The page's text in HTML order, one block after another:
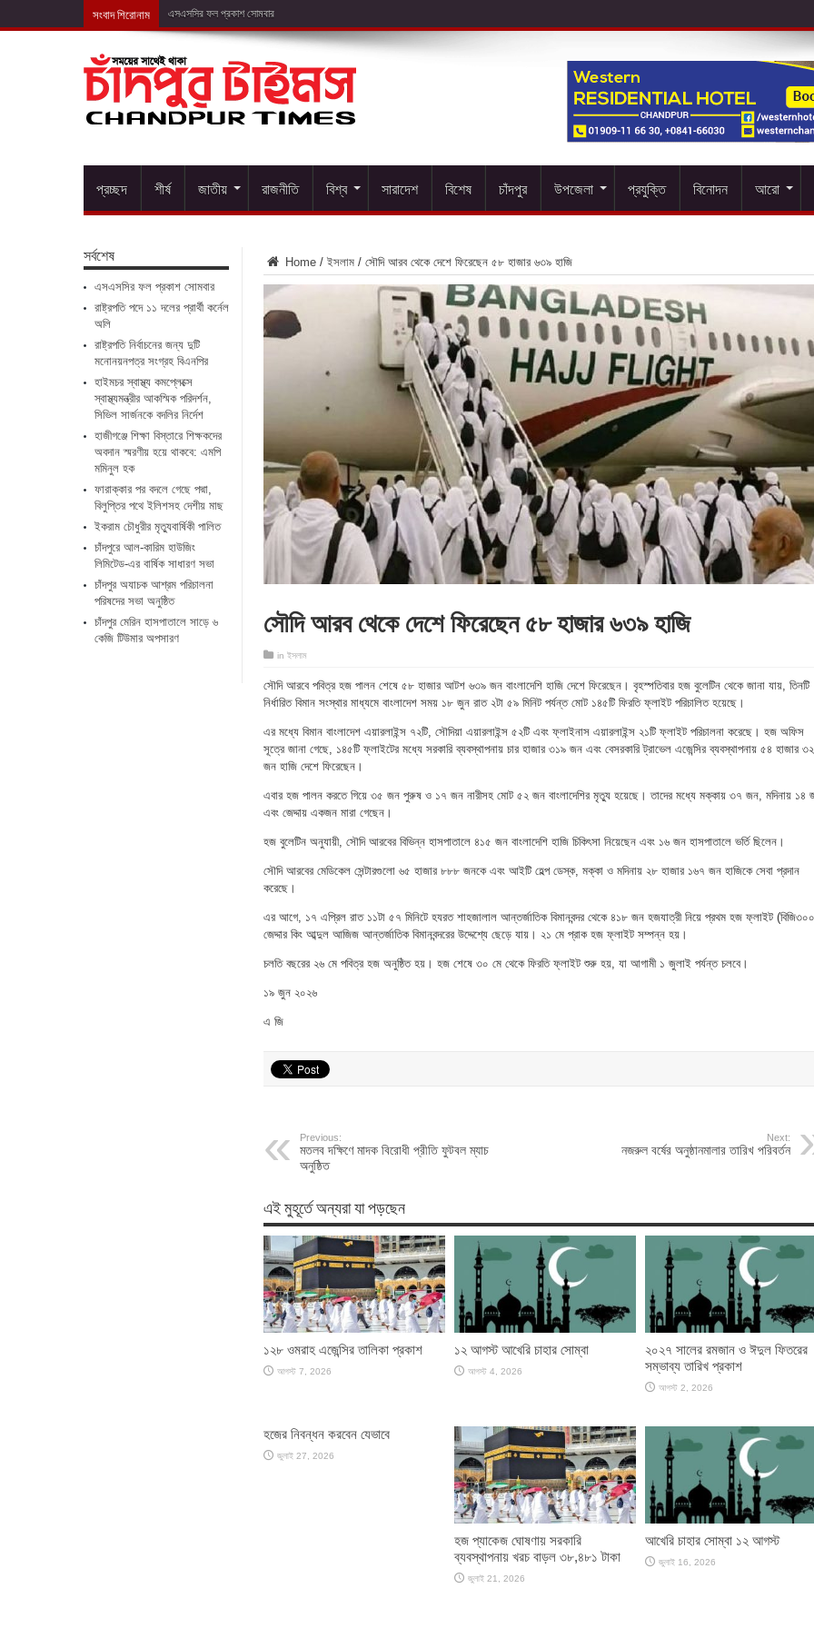
সংবাদ শিরোনাম রাষ্ট্রপ
প্রচ্ছদ শীর্ষ জাতীয় রাজনীতি বিশ্ব সারাদেশ বিশেষ চাঁদপুর উপজেলা প্রযুক্তি বিনোদন আরো
Home / ইসলাম / সৌদি আরব থেকে দেশে ফিরেছেন ৫৮ হাজার ৬৩৯ হাজি
সৌদি আরব থেকে দেশে ফিরেছেন ৫৮ হাজার ৬৩৯ হাজি
in ইসলাম
সৌদি আরবে পবিত্র হজ পালন শেষে ৫৮ হাজার আটশ ৬৩৯ জন বাংলাদেশি হাজি দেশে ফিরেছেন। বৃহস্পতিবার হজ বুলেটিন থেকে জানা যায়, তিনটি
নির্ধারিত বিমান সংস্থার মাধ্যমে বাংলাদেশ সময় ১৮ জুন রাত ২টা ৫৯ মিনিট পর্যন্ত মোট ১৪৫টি ফিরতি ফ্লাইট পরিচালিত হয়েছে।
এর মধ্যে বিমান বাংলাদেশ এয়ারলাইন্স ৭২টি, সৌদিয়া এয়ারলাইন্স ৫২টি এবং ফ্লাইনাস এয়ারলাইন্স ২১টি ফ্লাইট পরিচালনা করেছে। হজ অফিস
সূত্রে জানা গেছে, ১৪৫টি ফ্লাইটের মধ্যে সরকারি ব্যবস্থাপনায় চার হাজার ৩১৯ জন এবং বেসরকারি ট্রাভেল এজেন্সির ব্যবস্থাপনায় ৫৪ হাজার
জন হাজি দেশে ফিরেছেন।
এবার হজ পালন করতে গিয়ে ৩৫ জন পুরুষ ও ১৭ জন নারীসহ মোট ৫২ জন বাংলাদেশির মৃত্যু হয়েছে। তাদের মধ্যে মক্কায় ৩৭ জন, মদিনায় ১৪
এবং জেদ্দায় একজন মারা গেছেন।
হজ বুলেটিন অনুযায়ী, সৌদি আরবের বিভিন্ন হাসপাতালে ৪১৫ জন বাংলাদেশি হাজি চিকিৎসা নিয়েছেন এবং ১৬ জন হাসপাতালে ভর্তি ছিলেন।
সৌদি আরবের মেডিকেল সেন্টারগুলো ৬৫ হাজার ৮৮৮ জনকে এবং আইটি হেল্প ডেস্ক, মক্কা ও মদিনায় ২৮ হাজার ১৬৭ জন হাজিকে সেবা প্রদান
করেছে।
এর আগে, ১৭ এপ্রিল রাত ১১টা ৫৭ মিনিটে হযরত শাহজালাল আন্তর্জাতিক বিমানবন্দর থেকে ৪১৮ জন হজযাত্রী নিয়ে প্রথম হজ ফ্লাইট
জেদ্দার কিং আব্দুল আজিজ আন্তর্জাতিক বিমানবন্দরের উদ্দেশ্যে ছেড়ে যায়। ২১ মে প্রাক হজ ফ্লাইট সম্পন্ন হয়।
চলতি বছরের ২৬ মে পবিত্র হজ অনুষ্ঠিত হয়। হজ শেষে ৩০ মে থেকে ফিরতি ফ্লাইট শুরু হয়, যা আগামী ১ জুলাই পর্যন্ত চলবে।
১৯ জুন ২০২৬
এ জি
Previous:
মতলব দক্ষিণে মাদক বিরোধী প্রীতি ফুটবল ম্যাচ
অনুষ্ঠিত
Next:
নজরুল বর্ষের অনুষ্ঠানমালার তারিখ পরিবর্তন
এই মুহূর্তে অন্যরা যা পড়ছেন
১২৮ ওমরাহ এজেন্সির তালিকা প্রকাশ
আগস্ট 7, 2026
১২ আগস্ট আখেরি চাহার সোম্বা
আগস্ট 4, 2026
২০২৭ সালের রমজান ও ঈদুল ফিতরের
সম্ভাব্য তারিখ প্রকাশ
আগস্ট 2, 2026
হজের নিবন্ধন করবেন যেভাবে
জুলাই 27, 2026
হজ প্যাকেজ ঘোষণায় সরকারি
ব্যবস্থাপনায় খরচ বাড়ল ৩৮,৪৮১ টাকা
জুলাই 21, 2026
আখেরি চাহার সোম্বা ১২ আগস্ট
জুলাই 16, 2026
সর্বশেষ
এসএসসির ফল প্রকাশ সোমবার
রাষ্ট্রপতি পদে ১১ দলের প্রার্থী কর্নেল
অলি
রাষ্ট্রপতি নির্বাচনের জন্য দুটি
মনোনয়নপত্র সংগ্রহ বিএনপির
হাইমচর স্বাস্থ্য কমপ্লেক্সে
স্বাস্থ্যমন্ত্রীর আকস্মিক পরিদর্শন,
সিভিল সার্জনকে বদলির নির্দেশ
হাজীগঞ্জে শিক্ষা বিস্তারে শিক্ষকদের
অবদান স্মরণীয় হয়ে থাকবে: এমপি
মমিনুল হক
ফারাক্কার পর বদলে গেছে পদ্মা,
বিলুপ্তির পথে ইলিশসহ দেশীয় মাছ
ইকরাম চৌধুরীর মৃত্যুবার্ষিকী পালিত
চাঁদপুরে আল-কারিম হাউজিং
লিমিটেড-এর বার্ষিক সাধারণ সভা
চাঁদপুর অযাচক আশ্রম পরিচালনা
পরিষদের সভা অনুষ্ঠিত
চাঁদপুর মেরিন হাসপাতালে সাড়ে ৬
কেজি টিউমার অপসারণ